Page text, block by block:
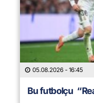
05.08.2026 - 16:45
Bu futbolçu